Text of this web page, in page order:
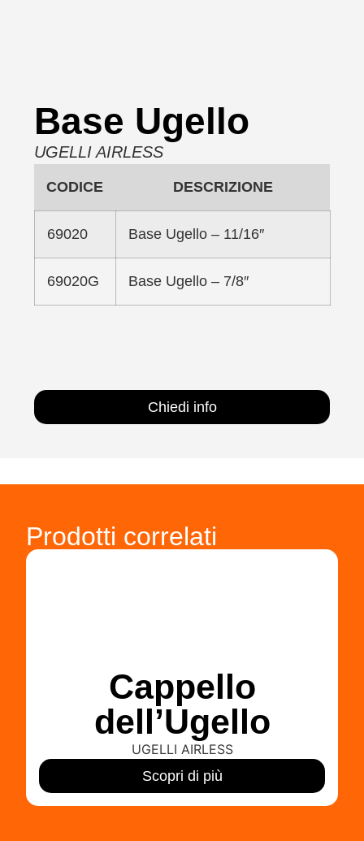
Base Ugello
UGELLI AIRLESS
CODICE DESCRIZIONE
69020 Base Ugello – 11/16″
69020G Base Ugello – 7/8″
Chiedi info
Prodotti correlati
Cappello
dell’Ugello
UGELLI AIRLESS
Scopri di più